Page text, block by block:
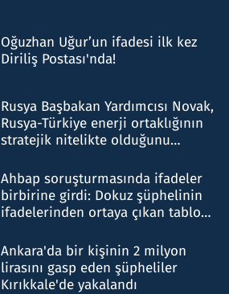
Oğuzhan Uğur’un ifadesi ilk kez
Diriliş Postası'nda!
Rusya Başbakan Yardımcısı Novak,
Rusya-Türkiye enerji ortaklığının
stratejik nitelikte olduğunu
Ahbap soruşturmasında ifadeler
birbirine girdi: Dokuz şüphelinin
ifadelerinden ortaya çıkan tablo
Ankara'da bir kişinin 2 milyon
lirasını gasp eden şüpheliler
Kırıkkale'de yakalandı